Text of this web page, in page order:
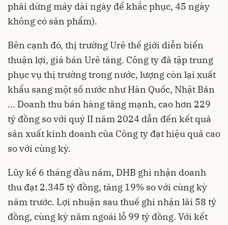
phải dừng máy dài ngày để khắc phục, 45 ngày
không có sản phẩm).
Bên cạnh đó, thị trường Urê thế giới diễn biến
thuận lợi, giá bán Urê tăng. Công ty đã tập trung
phục vụ thị trường trong nước, lượng còn lại xuất
khẩu sang một số nước như Hàn Quốc, Nhật Bản
... Doanh thu bán hàng tăng mạnh, cao hơn 229
tỷ đồng so với quý II năm 2024 dẫn đến kết quả
sản xuất kinh doanh của Công ty đạt hiệu quả cao
so với cùng kỳ.
Lũy kế 6 tháng đầu năm, DHB ghi nhận doanh
thu đạt 2.345 tỷ đồng, tăng 19% so với cùng kỳ
năm trước. Lợi nhuận sau thuế ghi nhận lãi 58 tỷ
đồng, cùng kỳ năm ngoái lỗ 99 tỷ đồng. Với kết